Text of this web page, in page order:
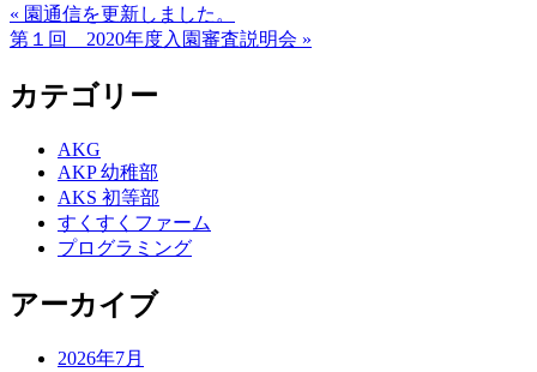
« 園通信を更新しました。
第１回 2020年度入園審査説明会 »
カテゴリー
AKG
AKP 幼稚部
AKS 初等部
すくすくファーム
プログラミング
アーカイブ
2026年7月